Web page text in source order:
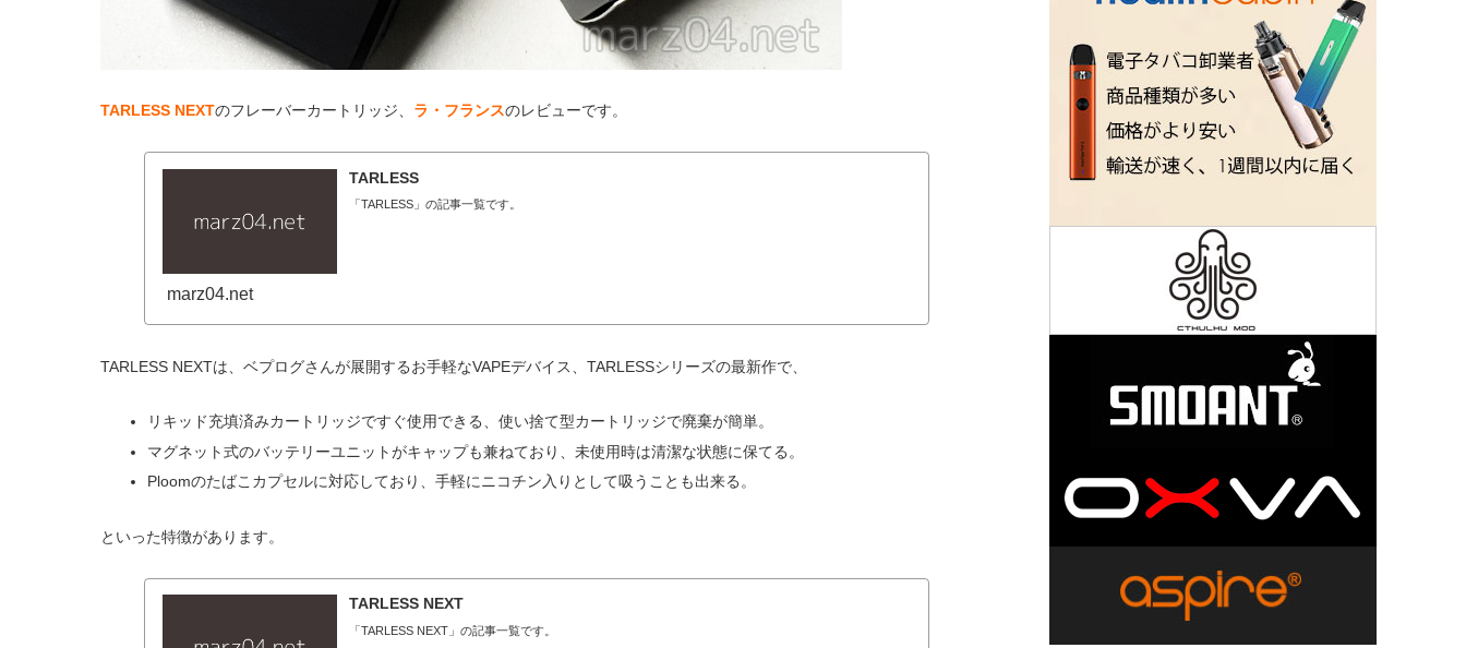
TARLESS NEXTのフレーバーカートリッジ、 ラ・フランスのレビューです。
TARLESS
「TARLESS」の記事一覧です。
marz04.net
TARLESS NEXTは、ベプログさんが展開するお手軽なVAPEデバイス、TARLESSシリーズの最新作で、
リキッド充填済みカートリッジですぐ使用できる、使い捨て型カートリッジで廃棄が簡単。
マグネット式のバッテリーユニットがキャップも兼ねており、未使用時は清潔な状態に保てる。
Ploomのたばこカプセルに対応しており、手軽にニコチン入りとして吸うことも出来る。
といった特徴があります。
TARLESS NEXT
「TARLESS NEXT」の記事一覧です。